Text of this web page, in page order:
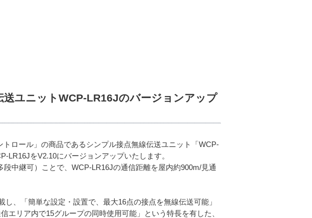
ユニットWCP-LR16Jのバージョンアップ
ロール」の商品であるシンプル接点無線伝送ユニット「WCP-
LR16JをV2.10にバージョンアップいたします。
中継可）ことで、WCP-LR16Jの通信距離を屋内約900m/見通
、「簡単な設定・設置で、最大16点の接点を無線伝送可能」
エリア内で15グループの同時使用可能」という特長を有した、